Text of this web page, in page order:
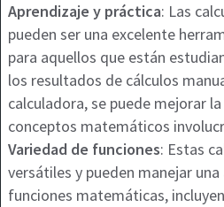
Aprendizaje y práctica: Las
pueden ser una excelente
para aquellos que están
los resultados de cálculos
calculadora, se puede mejorar
conceptos matemáticos
Variedad de funciones: Estas
versátiles y pueden manejar
funciones matemáticas,